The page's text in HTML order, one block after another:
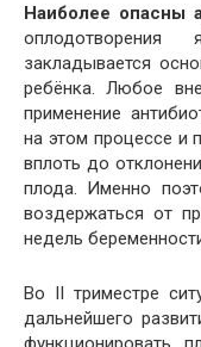
Наиболее опасны
оплодотворения
закладывается
ребёнка. Любое
применение
на этом процессе и
вплоть до
плода. Именно
воздержаться от
недель
Во II триместре
дальнейшего